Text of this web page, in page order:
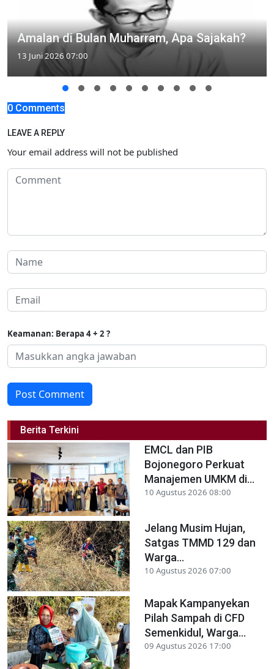
Amalan di Bulan Muharram, Apa Sajakah?
13 Juni 2026 07:00
0 Comments
LEAVE A REPLY
Your email address will not be published
Keamanan: Berapa 4 + 2 ?
Post Comment
Berita Terkini
EMCL dan PIB
Bojonegoro Perkuat
Manajemen UMKM di...
10 Agustus 2026 08:00
Jelang Musim Hujan,
Satgas TMMD 129 dan
Warga...
10 Agustus 2026 07:00
Mapak Kampanyekan
Pilah Sampah di CFD
Semenkidul, Warga...
09 Agustus 2026 17:00